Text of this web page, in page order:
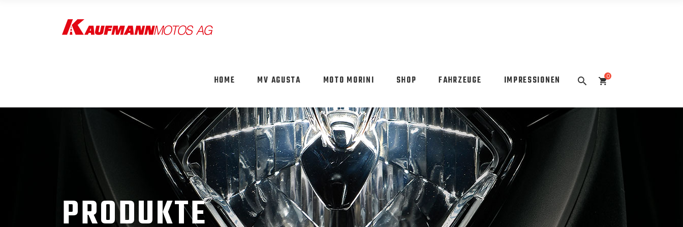
HOME MV AGUSTA MOTO MORINI SHOP FAHRZEUGE IMPRESSIONEN 0
PRODUKTE